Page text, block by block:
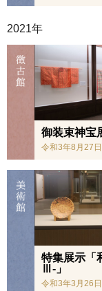
2021年
御装束神宝
令和3年8月27
特集展示「
Ⅲ-」
令和3年3月26